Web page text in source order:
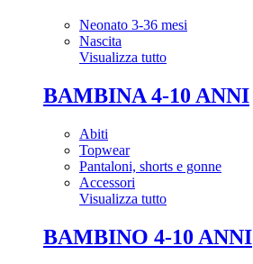
Neonato 3-36 mesi
Nascita
Visualizza tutto
BAMBINA 4-10 ANNI
Abiti
Topwear
Pantaloni, shorts e gonne
Accessori
Visualizza tutto
BAMBINO 4-10 ANNI